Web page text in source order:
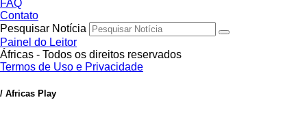
FAQ
Contato
Pesquisar Notícia
Painel do Leitor
Áfricas - Todos os direitos reservados
Termos de Uso e Privacidade
/ Africas Play